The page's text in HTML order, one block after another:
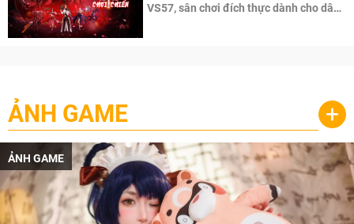
VS57, sân chơi đích thực dành cho dân
ẢNH GAME +
ẢNH GAME